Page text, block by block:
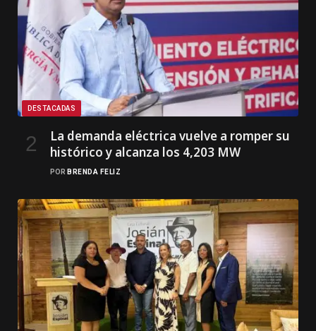
DESTACADAS
La demanda eléctrica vuelve a romper su
histórico y alcanza los 4,203 MW
POR BRENDA FELIZ